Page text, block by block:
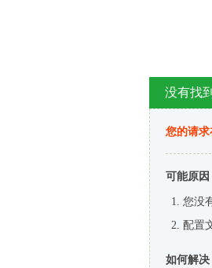
没有找
您的请
可能原因
您没
配置
如何解决